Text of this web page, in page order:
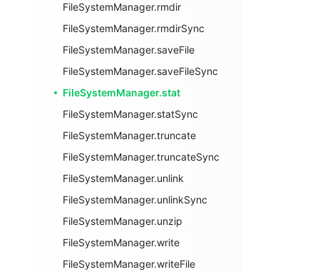
FileSystemManager.rmdir
FileSystemManager.rmdirSync
FileSystemManager.saveFile
FileSystemManager.saveFileSync
FileSystemManager.stat
FileSystemManager.statSync
FileSystemManager.truncate
FileSystemManager.truncateSync
FileSystemManager.unlink
FileSystemManager.unlinkSync
FileSystemManager.unzip
FileSystemManager.write
FileSystemManager.writeFile